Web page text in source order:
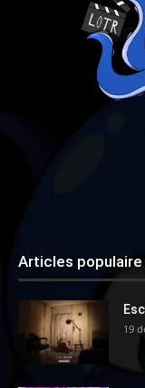
Articles populaire
19